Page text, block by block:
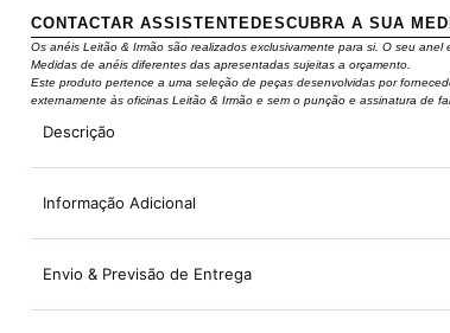
CONTACTAR ASSISTENTE DESCUBRA A SUA
Os anéis Leitão & Irmão são realizados exclusivamente para si. O seu anel
Medidas de anéis diferentes das apresentadas sujeitas a orçamento.
Este produto pertence a uma seleção de peças desenvolvidas por
externamente às oficinas Leitão & Irmão e sem o punção e assinatura de
Descrição
Informação Adicional
Envio & Previsão de Entrega